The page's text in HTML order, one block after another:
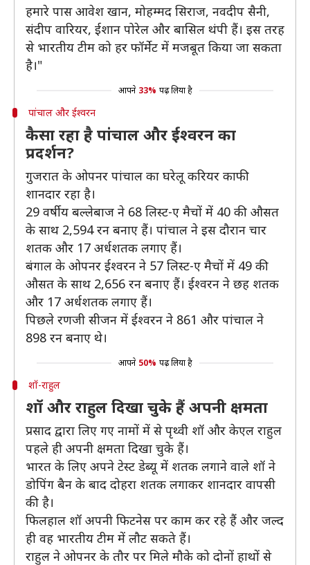
हमारे पास आवेश खान, मोहम्मद सिराज, नवदीप सैनी,
संदीप वारियर, ईशान पोरेल और बासिल थंपी हैं। इस तरह
से भारतीय टीम को हर फॉर्मेट में मजबूत किया जा सकता
है।"
आपने 33% पढ़ लिया है
पांचाल और ईश्वरन
कैसा रहा है पांचाल और ईश्वरन का
प्रदर्शन?
गुजरात के ओपनर पांचाल का घरेलू करियर काफी
शानदार रहा है।
29 वर्षीय बल्लेबाज ने 68 लिस्ट-ए मैचों में 40 की औसत
के साथ 2,594 रन बनाए हैं। पांचाल ने इस दौरान चार
शतक और 17 अर्धशतक लगाए हैं।
बंगाल के ओपनर ईश्वरन ने 57 लिस्ट-ए मैचों में 49 की
औसत के साथ 2,656 रन बनाए हैं। ईश्वरन ने छह शतक
और 17 अर्धशतक लगाए हैं।
पिछले रणजी सीजन में ईश्वरन ने 861 और पांचाल ने
898 रन बनाए थे।
आपने 50% पढ़ लिया है
शॉ-राहुल
शॉ और राहुल दिखा चुके हैं अपनी क्षमता
प्रसाद द्वारा लिए गए नामों में से पृथ्वी शॉ और केएल राहुल
पहले ही अपनी क्षमता दिखा चुके हैं।
भारत के लिए अपने टेस्ट डेब्यू में शतक लगाने वाले शॉ ने
डोपिंग बैन के बाद दोहरा शतक लगाकर शानदार वापसी
की है।
फिलहाल शॉ अपनी फिटनेस पर काम कर रहे हैं और जल्द
ही वह भारतीय टीम में लौट सकते हैं।
राहुल ने ओपनर के तौर पर मिले मौके को दोनों हाथों से